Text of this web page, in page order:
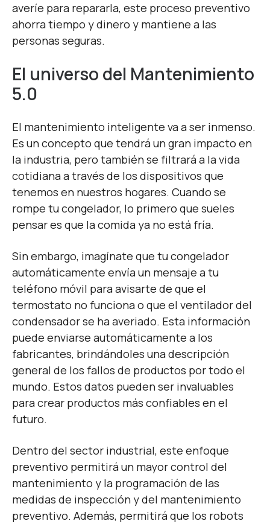
averíe para repararla, este proceso preventivo
ahorra tiempo y dinero y mantiene a las
personas seguras.
El universo del Mantenimiento
5.0
El mantenimiento inteligente va a ser inmenso.
Es un concepto que tendrá un gran impacto en
la industria, pero también se filtrará a la vida
cotidiana a través de los dispositivos que
tenemos en nuestros hogares. Cuando se
rompe tu congelador, lo primero que sueles
pensar es que la comida ya no está fría.
Sin embargo, imagínate que tu congelador
automáticamente envía un mensaje a tu
teléfono móvil para avisarte de que el
termostato no funciona o que el ventilador del
condensador se ha averiado. Esta información
puede enviarse automáticamente a los
fabricantes, brindándoles una descripción
general de los fallos de productos por todo el
mundo. Estos datos pueden ser invaluables
para crear productos más confiables en el
futuro.
Dentro del sector industrial, este enfoque
preventivo permitirá un mayor control del
mantenimiento y la programación de las
medidas de inspección y del mantenimiento
preventivo. Además, permitirá que los robots